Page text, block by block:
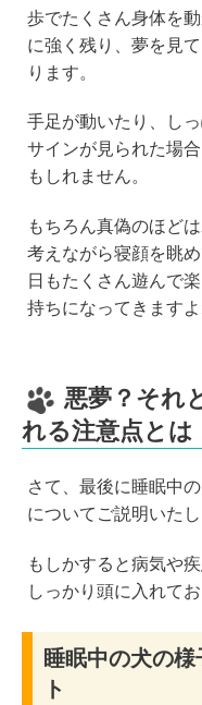
歩でたくさん身体を
に強く残り、夢を見
ります。
手足が動いたり、し
サインが見られた場
もしれません。
もちろん真偽のほど
考えながら寝顔を眺
日もたくさん遊んで
持ちになってきますよ
悪夢？それ
れる注意点とは
さて、最後に睡眠中
についてご説明いたし
もしかすると病気や
しっかり頭に入れてお
睡眠中の犬の
ト